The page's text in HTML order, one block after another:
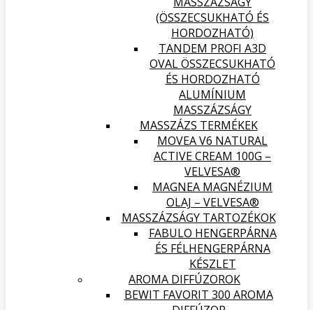
(ÖSSZECSUKHATÓ ÉS
HORDOZHATÓ)
TANDEM PROFI A3D
OVAL ÖSSZECSUKHATÓ
ÉS HORDOZHATÓ
ALUMÍNIUM
MASSZÁZSÁGY
MASSZÁZS TERMÉKEK
MOVEA V6 NATURAL
ACTIVE CREAM 100G –
VELVESA®
MAGNEA MAGNÉZIUM
OLAJ – VELVESA®
MASSZÁZSÁGY TARTOZÉKOK
FABULO HENGERPÁRNA
ÉS FÉLHENGERPÁRNA
KÉSZLET
AROMA DIFFÚZOROK
BEWIT FAVORIT 300 AROMA